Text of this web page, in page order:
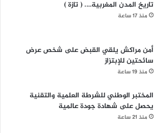
تاريخ المدن المغربية…. ( تازة )
منذ 17 ساعة
أمن مراكش يلقي القبض على شخص عرض
سائحتين للإبتزاز
منذ 19 ساعة
المختبر الوطني للشرطة العلمية والتقنية
يحصل على شهادة جودة عالمية
منذ 21 ساعة